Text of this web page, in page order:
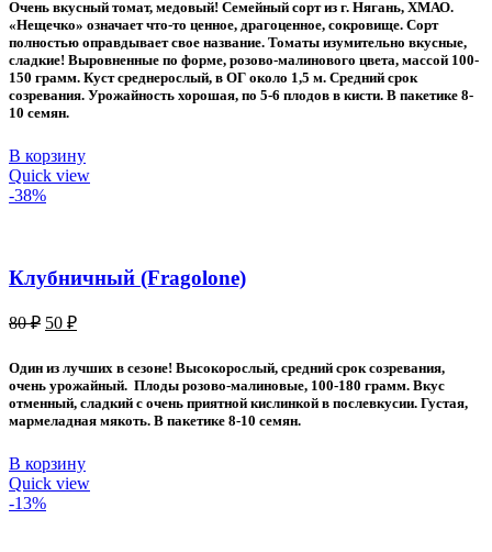
80 ₽.
Очень вкусный томат, медовый! Семейный сорт из г. Нягань, ХМАО.
«Нещечко» означает что-то ценное, драгоценное, сокровище. Сорт
полностью оправдывает свое название. Томаты изумительно вкусные,
сладкие! Выровненные по форме, розово-малинового цвета, массой 100-
150 грамм. Куст среднерослый, в ОГ около 1,5 м. Средний срок
созревания. Урожайность хорошая, по 5-6 плодов в кисти. В пакетике 8-
10 семян.
В корзину
Quick view
-38%
Клубничный (Fragolone)
80₽ Первоначальная
80 ₽.
50 ₽Текущая
50 ₽.
Один из лучших в сезоне! Высокорослый, средний срок созревания,
очень урожайный. Плоды розово-малиновые, 100-180 грамм. Вкус
отменный, сладкий с очень приятной кислинкой в послевкусии. Густая,
мармеладная мякоть. В пакетике 8-10 семян.
В корзину
Quick view
-13%